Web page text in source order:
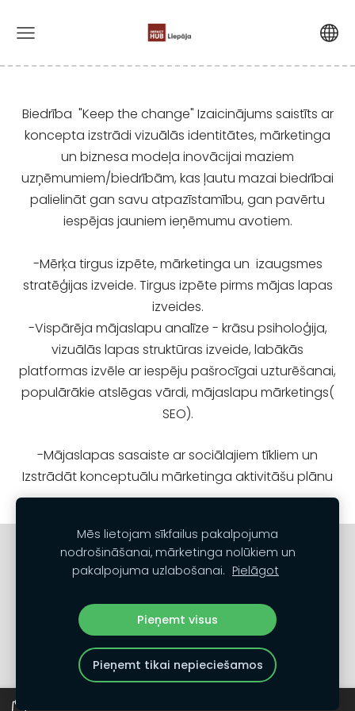
Biedrība "Keep the change" Izaicinājums saistīts ar
koncepta izstrādi vizuālās identitātes, mārketinga
un biznesa modeļa inovācijai maziem
uzņēmumiem/biedrībām, kas ļautu mazai biedrībai
palielināt gan savu atpazīstamību, gan pavērtu
iespējas jauniem ieņēmumu avotiem.
-Mērķa tirgus izpēte, mārketinga un izaugsmes
stratēģijas izveide. Tirgus izpēte pirms mājas lapas
izveides.
-Vispārēja mājaslapu analīze - krāsu psiholoģija,
vizuālās lapas struktūras izveide, labākās
platformas izvēle ar iespēju pašrocīgai uzturēšanai,
populārākie atslēgas vārdi, mājaslapu mārketings(
SEO).
-Mājaslapas sasaiste ar sociālajiem tīkliem un
Izstrādāt konceptuālu mārketinga aktivitāšu plānu
Sazinies
Noteikumi un nosacījumi
Privātuma politika
Sīkdatnes
Mēs lietojam sīkfailus pakalpojuma
nodrošināšanai, mārketinga nolūkiem un
pakalpojuma uzlabošanai. Pielāgot
Pieņemt visus
Pieņemt tikai nepieciešamos